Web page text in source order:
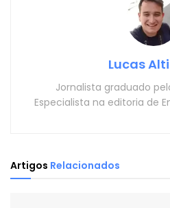
Lucas
Jornalista graduado
Especialista na editoria de
Artigos Relacionados